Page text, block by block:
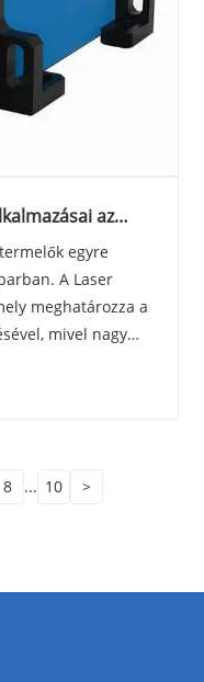
az
egyre
A Laser
meghatározza a
mivel nagy
használható. Ez
8 ... 10 >